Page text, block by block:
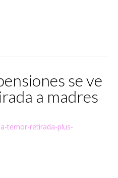
se ve
a madres
temor-retirada-plus-